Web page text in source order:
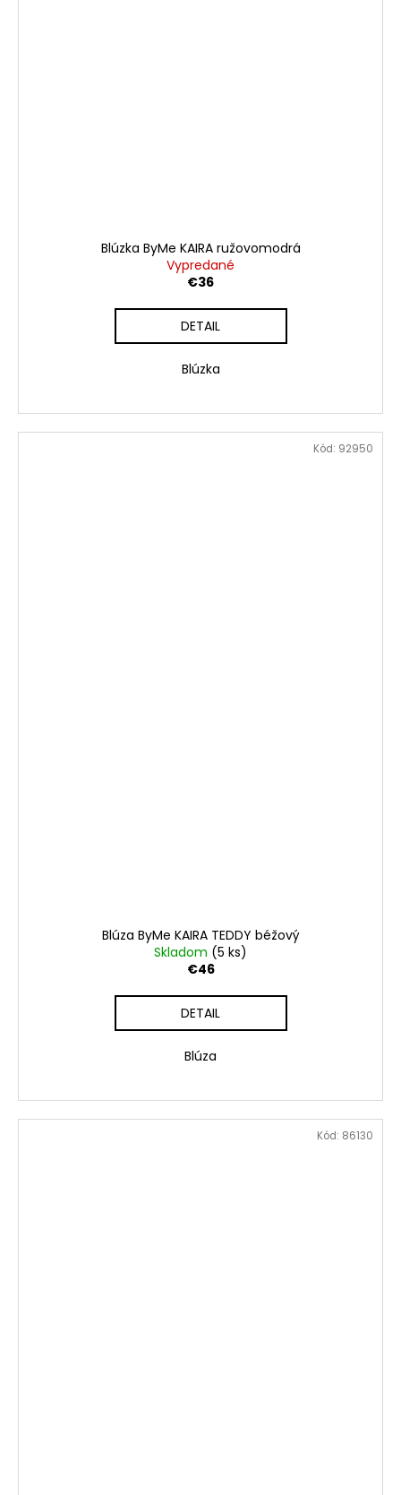
Blúzka ByMe KAIRA ružovomodrá
Vypredané
€36
DETAIL
Blúzka
Blúza ByMe KAIRA TEDDY béžový
Skladom (5 ks)
€46
DETAIL
Blúza
Kód: 92950
Kód: 86130